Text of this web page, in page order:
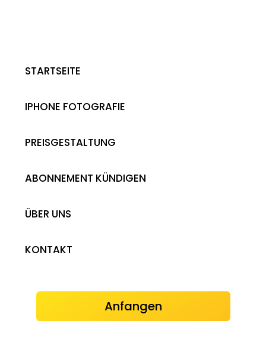
STARTSEITE
IPHONE FOTOGRAFIE
PREISGESTALTUNG
ABONNEMENT KÜNDIGEN
ÜBER UNS
KONTAKT
Anfangen